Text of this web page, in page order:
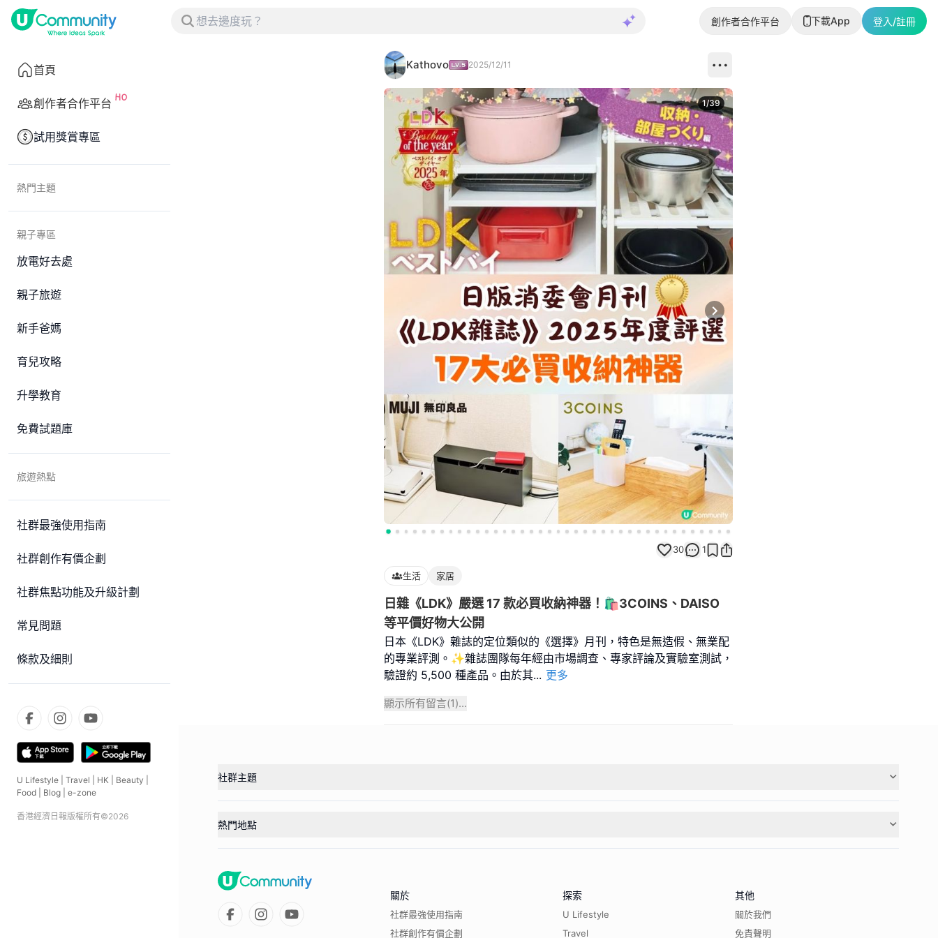
創作者合作平台 下載App 登入/註冊
首頁
創作者合作平台
試用獎賞專區
熱門主題
親子專區
放電好去處
親子旅遊
新手爸媽
育兒攻略
升學教育
免費試題庫
旅遊熱點
社群最強使用指南
社群創作有價企劃
社群焦點功能及升級計劃
常見問題
條款及細則
U Lifestyle Travel HK Beauty
Food
Blog e-zone
香港經濟日報版權所有©2026
Kathovo 2025/12/11
Next slide
1/39
30 1
生活 家居
日雜《LDK》嚴選 17 款必買收納神器！🛍️3COINS、DAISO
等平價好物大公開
日本《LDK》雜誌的定位類似的《選擇》月刊，特色是無造假、無業配
的專業評測。✨雜誌團隊每年經由市場調查、專家評論及實驗室測試，
驗證約 5,500 種產品。由於其... 更多
顯示所有留言(1)...
社群主題
熱門地點
關於
社群最強使用指南
社群創作有價企劃
探索
U Lifestyle
Travel
其他
關於我們
免責聲明